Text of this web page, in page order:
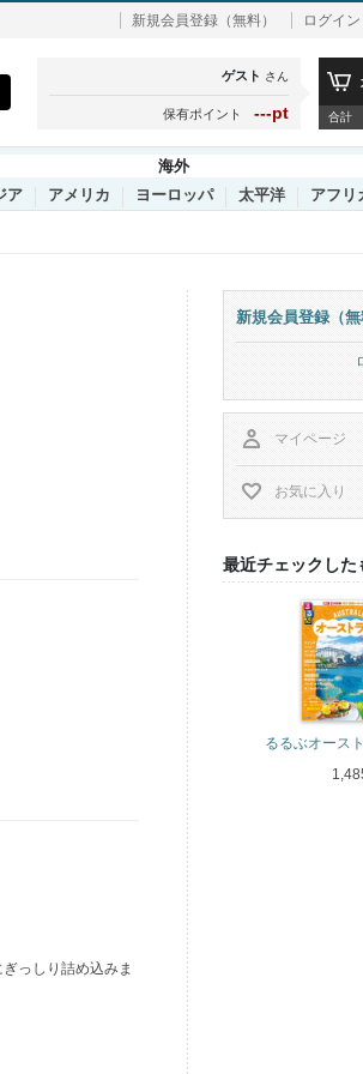
新規会員登録（無料） ログイン
ゲスト さん
保有ポイント ---pt 合計
海外
ア
アメリカ ヨーロッパ 太平洋 アフリ
っしり詰め込みま
新規会員登録（無
マイページ
お気に入り
最近チェックした
るるぶオース